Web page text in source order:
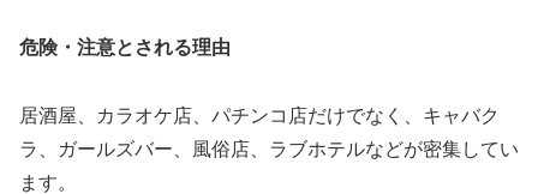
危険・注意とされる理由
居酒屋、カラオケ店、パチンコ店だけでなく、キャバク
ラ、ガールズバー、風俗店、ラブホテルなどが密集してい
ます。